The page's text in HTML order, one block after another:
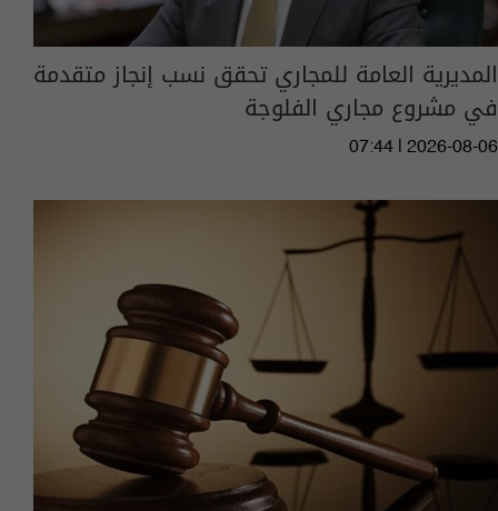
المديرية العامة للمجاري تحقق نسب إنجاز متقدمة
في مشروع مجاري الفلوجة
07:44 | 2026-08-06